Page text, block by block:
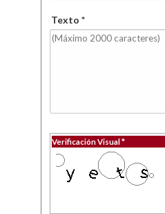
Texto *
Verificación Visual *